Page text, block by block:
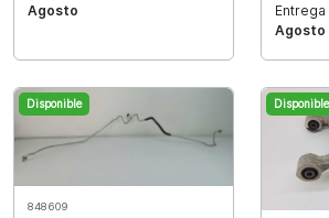
Agosto
Entrega
Agosto
Disponible
848609
Disponible